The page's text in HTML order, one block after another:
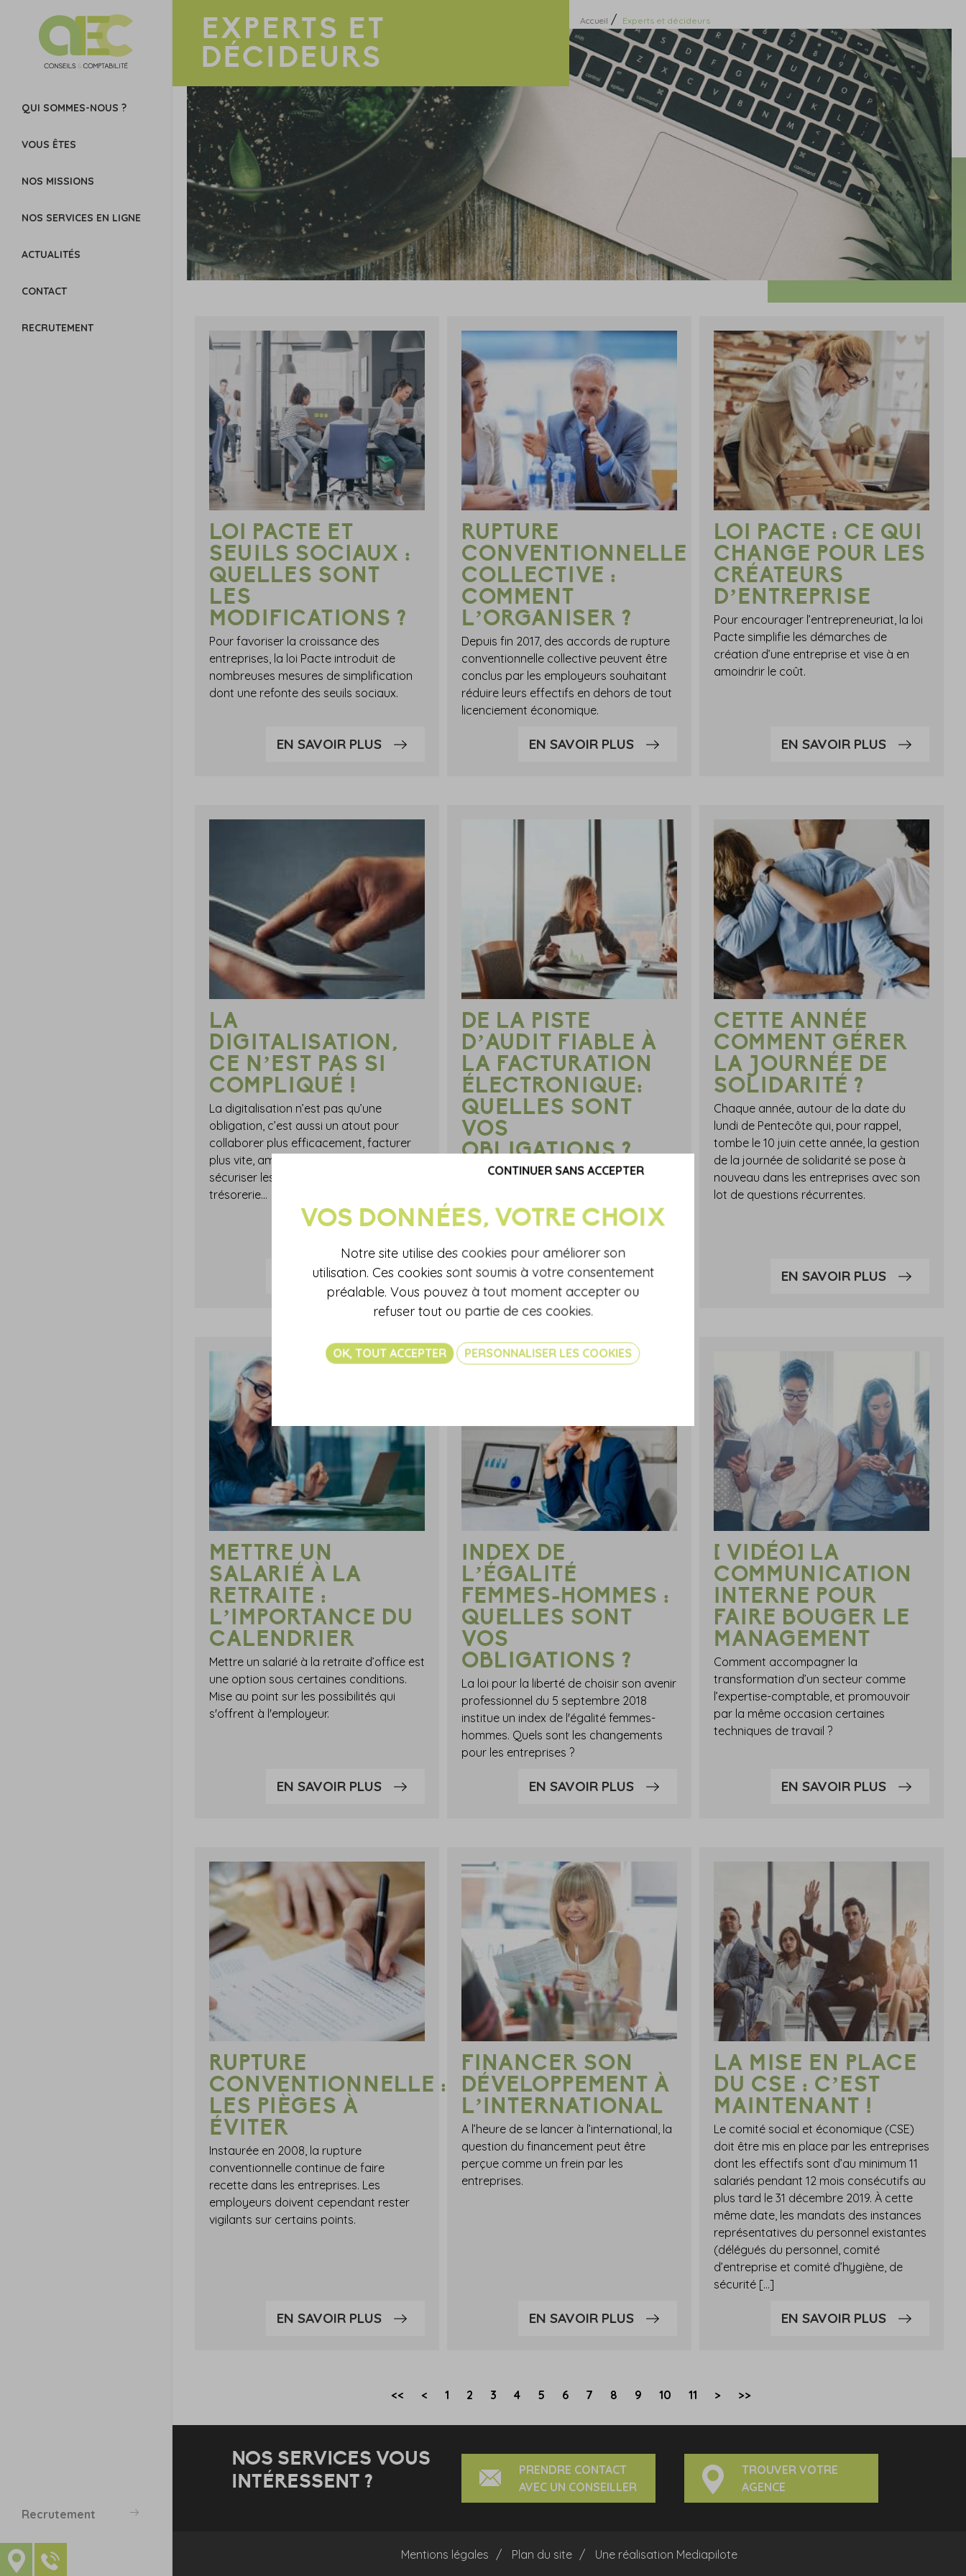
Recrutement
QUI SOMMES-NOUS ?
VOUS ÊTES
NOS MISSIONS
NOS SERVICES EN LIGNE
ACTUALITÉS
CONTACT
RECRUTEMENT
EXPERTS ET
DÉCIDEURS
Accueil / Experts et décideurs
LOI PACTE ET
SEUILS SOCIAUX :
QUELLES SONT
LES
MODIFICATIONS ?
Pour favoriser la croissance des
entreprises, la loi Pacte introduit de
nombreuses mesures de simplification
dont une refonte des seuils sociaux.
EN SAVOIR PLUS
RUPTURE
CONVENTIONNELLE
COLLECTIVE :
COMMENT
L’ORGANISER ?
Depuis fin 2017, des accords de rupture
conventionnelle collective peuvent être
conclus par les employeurs souhaitant
réduire leurs effectifs en dehors de tout
licenciement économique.
EN SAVOIR PLUS
LOI PACTE : CE QUI
CHANGE POUR LES
CRÉATEURS
D’ENTREPRISE
Pour encourager l’entrepreneuriat, la loi
Pacte simplifie les démarches de
création d’une entreprise et vise à en
amoindrir le coût.
EN SAVOIR PLUS
LA
DIGITALISATION,
CE N’EST PAS SI
COMPLIQUÉ !
La digitalisation n’est pas qu’une
obligation, c’est aussi un atout pour
collaborer plus efficacement, facturer
plus vite, améliorer le service client,
sécuriser les contrats, mieux gérer votre
trésorerie...
EN SAVOIR PLUS
DE LA PISTE
D’AUDIT FIABLE À
LA FACTURATION
ÉLECTRONIQUE:
QUELLES SONT
VOS
OBLIGATIONS ?
Avec la transition numérique, les
nouveaux enjeux : garantir la conformité
fiscale, la fiabilité du contrôle interne et
EN SAVOIR PLUS
CETTE ANNÉE
COMMENT GÉRER
LA JOURNÉE DE
SOLIDARITÉ ?
Chaque année, autour de la date du
lundi de Pentecôte qui, pour rappel,
tombe le 10 juin cette année, la gestion
de la journée de solidarité se pose à
nouveau dans les entreprises avec son
lot de questions récurrentes.
EN SAVOIR PLUS
METTRE UN
SALARIÉ À LA
RETRAITE :
L’IMPORTANCE DU
CALENDRIER
Mettre un salarié à la retraite d’office est
une option sous certaines conditions.
Mise au point sur les possibilités qui
s'offrent à l'employeur.
EN SAVOIR PLUS
INDEX DE
L’ÉGALITÉ
FEMMES-HOMMES :
QUELLES SONT
VOS
OBLIGATIONS ?
La loi pour la liberté de choisir son avenir
professionnel du 5 septembre 2018
institue un index de l'égalité femmes-
hommes. Quels sont les changements
pour les entreprises ?
EN SAVOIR PLUS
[ VIDÉO] LA
COMMUNICATION
INTERNE POUR
FAIRE BOUGER LE
MANAGEMENT
Comment accompagner la
transformation d’un secteur comme
l’expertise-comptable, et promouvoir
par la même occasion certaines
techniques de travail ?
EN SAVOIR PLUS
RUPTURE
CONVENTIONNELLE :
LES PIÈGES À
ÉVITER
Instaurée en 2008, la rupture
conventionnelle continue de faire
recette dans les entreprises. Les
employeurs doivent cependant rester
vigilants sur certains points.
EN SAVOIR PLUS
FINANCER SON
DÉVELOPPEMENT À
L’INTERNATIONAL
A l’heure de se lancer à l’international, la
question du financement peut être
perçue comme un frein par les
entreprises.
EN SAVOIR PLUS
LA MISE EN PLACE
DU CSE : C’EST
MAINTENANT !
Le comité social et économique (CSE)
doit être mis en place par les entreprises
dont les effectifs sont d’au minimum 11
salariés pendant 12 mois consécutifs au
plus tard le 31 décembre 2019. À cette
même date, les mandats des instances
représentatives du personnel existantes
(délégués du personnel, comité
d’entreprise et comité d’hygiène, de
sécurité […]
EN SAVOIR PLUS
<< < 1 2 3 4 5 6 7 8 9 10 11 > >>
NOS SERVICES VOUS
INTÉRESSENT ?
PRENDRE CONTACT
AVEC UN CONSEILLER
TROUVER VOTRE
AGENCE
Mentions légales Plan du site Une réalisation Mediapilote
Notre site utilise des cookies pour améliorer son
utilisation. Ces cookies sont soumis à votre consentement
préalable. Vous pouvez à tout moment accepter ou
refuser tout ou partie de ces cookies.
OK, TOUT ACCEPTER
CONTINUER SANS ACCEPTER
PERSONNALISER LES COOKIES